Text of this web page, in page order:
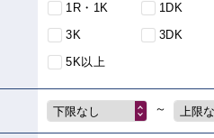
1R・1K
1DK
3K
3DK
5K以上
下限なし ～ 上限